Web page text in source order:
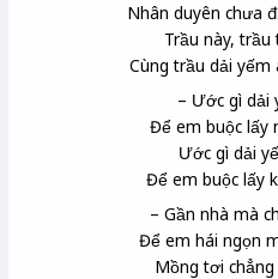
Nhân duyên chưa
Trầu này,
Cùng trầu dải yếm
– Ước gì dải
Để em buộc lấy
Ước gì dải
Để em buộc lấy
– Gần nhà mà
Để em hái ngọn
Mồng tơi